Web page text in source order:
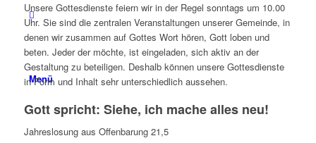
Menü
Unsere Gottesdienste feiern wir in der Regel sonntags um 10.00
Uhr. Sie sind die zentralen Veranstaltungen unserer Gemeinde, in
denen wir zusammen auf Gottes Wort hören, Gott loben und
beten. Jeder der möchte, ist eingeladen, sich aktiv an der
Gestaltung zu beteiligen. Deshalb können unsere Gottesdienste
in Form und Inhalt sehr unterschiedlich aussehen.
Gott spricht: Siehe, ich mache alles neu!
Jahreslosung aus Offenbarung 21,5